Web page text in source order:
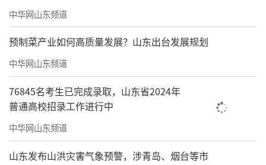
中华网山东频道
预制菜产业如何高质量发展？山东出台发展规划
中华网山东频道
76845名考生已完成录取，山东省2024年
普通高校招录工作进行中
中华网山东频道
山东发布山洪灾害气象预警，涉青岛、烟台等市